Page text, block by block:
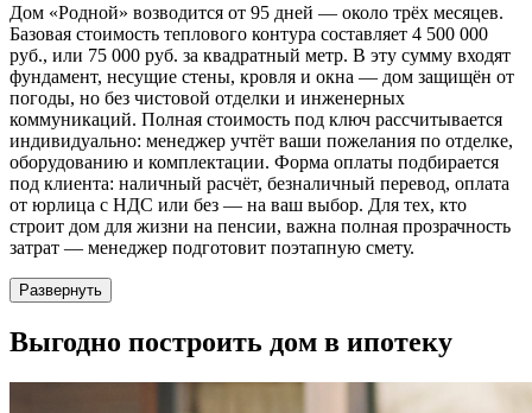
Дом «Родной» возводится от 95 дней — около трёх месяцев.
Базовая стоимость теплового контура составляет 4 500 000
руб., или 75 000 руб. за квадратный метр. В эту сумму входят
фундамент, несущие стены, кровля и окна — дом защищён от
погоды, но без чистовой отделки и инженерных
коммуникаций. Полная стоимость под ключ рассчитывается
индивидуально: менеджер учтёт ваши пожелания по отделке,
оборудованию и комплектации. Форма оплаты подбирается
под клиента: наличный расчёт, безналичный перевод, оплата
от юрлица с НДС или без — на ваш выбор. Для тех, кто
строит дом для жизни на пенсии, важна полная прозрачность
затрат — менеджер подготовит поэтапную смету.
Развернуть
Выгодно построить дом в ипотеку